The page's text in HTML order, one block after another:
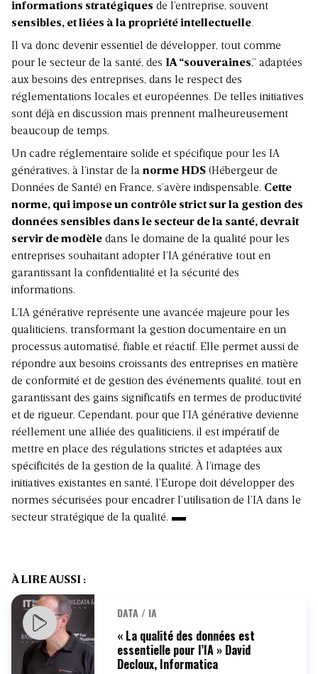
informations stratégiques de l’entreprise, souvent
sensibles, et liées à la propriété intellectuelle.
Il va donc devenir essentiel de développer, tout comme
pour le secteur de la santé, des IA “souveraines,” adaptées
aux besoins des entreprises, dans le respect des
réglementations locales et européennes. De telles initiatives
sont déjà en discussion mais prennent malheureusement
beaucoup de temps.
Un cadre réglementaire solide et spécifique pour les IA
génératives, à l’instar de la norme HDS (Hébergeur de
Données de Santé) en France, s’avère indispensable. Cette
norme, qui impose un contrôle strict sur la gestion des
données sensibles dans le secteur de la santé, devrait
servir de modèle dans le domaine de la qualité pour les
entreprises souhaitant adopter l’IA générative tout en
garantissant la confidentialité et la sécurité des
informations.
L’IA générative représente une avancée majeure pour les
qualiticiens, transformant la gestion documentaire en un
processus automatisé, fiable et réactif. Elle permet aussi de
répondre aux besoins croissants des entreprises en matière
de conformité et de gestion des événements qualité, tout en
garantissant des gains significatifs en termes de productivité
et de rigueur. Cependant, pour que l’IA générative devienne
réellement une alliée des qualiticiens, il est impératif de
mettre en place des régulations strictes et adaptées aux
spécificités de la gestion de la qualité. À l’image des
initiatives existantes en santé, l’Europe doit développer des
normes sécurisées pour encadrer l’utilisation de l’IA dans le
secteur stratégique de la qualité.
À LIRE AUSSI :
DATA / IA
« La qualité des données est
essentielle pour l’IA » David
Decloux, Informatica